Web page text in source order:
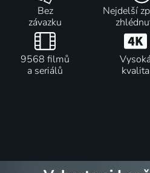
Bez
závazku
Nejdelší
9568 filmů
a seriálů
Vysoká
kvalita